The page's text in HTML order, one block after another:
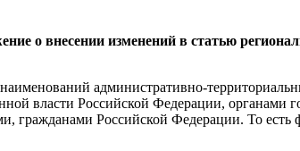
о внесении изменений в статью
административно-
власти Российской Федерации, органами
Российской Федерации. То есть